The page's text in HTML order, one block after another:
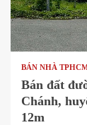
1 min read
BÁN NHÀ
Bán đất
Chánh,
12m